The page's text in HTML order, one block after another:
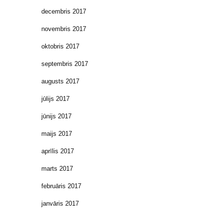
decembris 2017
novembris 2017
oktobris 2017
septembris 2017
augusts 2017
jūlijs 2017
jūnijs 2017
maijs 2017
aprīlis 2017
marts 2017
februāris 2017
janvāris 2017